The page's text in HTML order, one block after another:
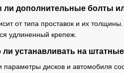
ли дополнительные болты
от типа проставок и их
удлиненный крепеж.
устанавливать на
параметры дисков и автомобиля